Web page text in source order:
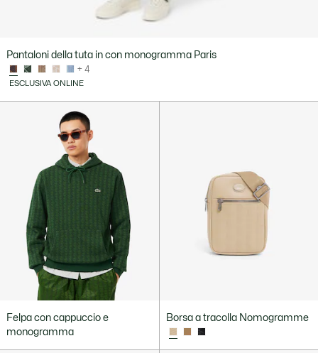
Pantaloni della tuta in con monogramma Paris
+ 4
ESCLUSIVA ONLINE
Felpa con cappuccio e
monogramma
Borsa a tracolla Nomogramme